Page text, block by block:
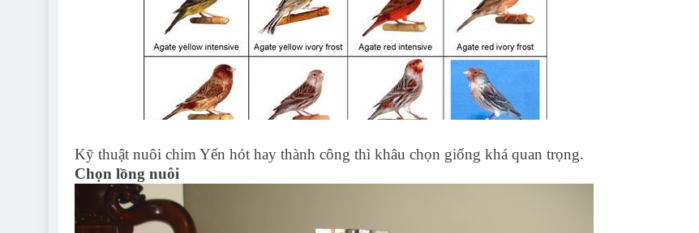
Kỹ thuật nuôi chim Yến hót hay thành công thì khâu chọn giống khá quan trọng.
Chọn lồng nuôi